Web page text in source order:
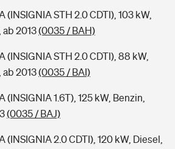
(INSIGNIA STH 2.0 CDTI), 103 kW,
2013(0035 / BAH)
(INSIGNIA STH 2.0 CDTI), 88 kW,
2013(0035 / BAI)
1.6T), 125 kW, Benzin,
(0035 / BAJ)
(INSIGNIA 2.0 CDTI), 120 kW, Diesel,